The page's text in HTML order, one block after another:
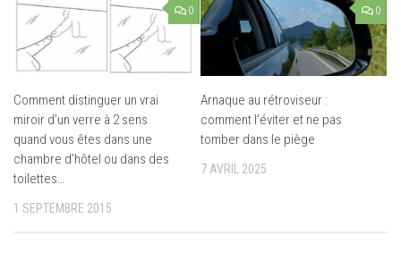
0
Comment distinguer un vrai
miroir d’un verre à 2 sens
quand vous êtes dans une
chambre d’hôtel ou dans des
toilettes…
1 SEPTEMBRE 2015
0
Arnaque au rétroviseur :
comment l’éviter et ne pas
tomber dans le piège
7 AVRIL 2025